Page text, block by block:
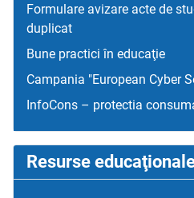
Formulare avizare acte de
duplicat
Bune practici în educaţie
Campania "European Cyber
InfoCons – protectia
Resurse